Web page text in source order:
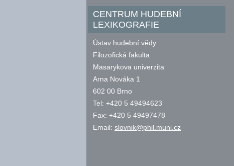
CENTRUM HUDEBNÍ
LEXIKOGRAFIE
Ústav hudební vědy
Filozofická fakulta
Masarykova univerzita
Arna Nováka 1
602 00 Brno
Tel: +420 5 49494623
Fax: +420 5 49497478
Email: slovnik@phil.muni.cz